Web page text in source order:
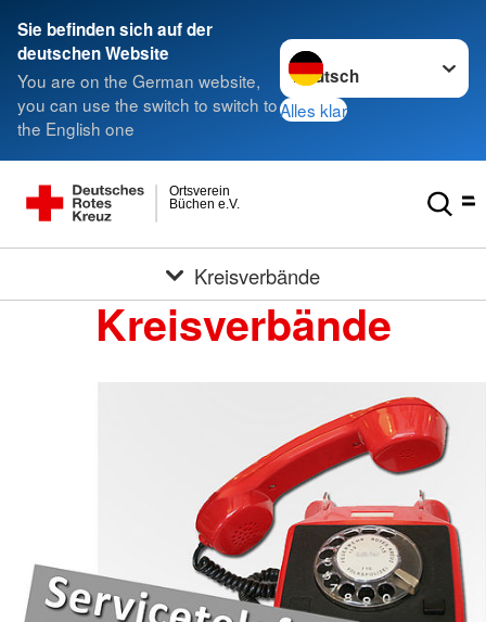
Sie befinden sich auf der
deutschen Website
You are on the German website,
you can use the switch to switch to
the English one
Sprache wechseln zu
Alles klar
Büchen e.V.
Ortsverein
Kreisverbände
Kreisverbände